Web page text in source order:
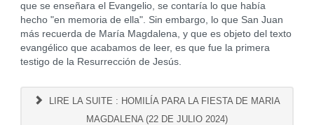
que se enseñara el Evangelio, se contaría lo que había
hecho "en memoria de ella". Sin embargo, lo que San Juan
más recuerda de María Magdalena, y que es objeto del texto
evangélico que acabamos de leer, es que fue la primera
testigo de la Resurrección de Jesús.
LIRE LA SUITE : HOMILÍA PARA LA FIESTA DE MARIA
MAGDALENA (22 DE JULIO 2024)